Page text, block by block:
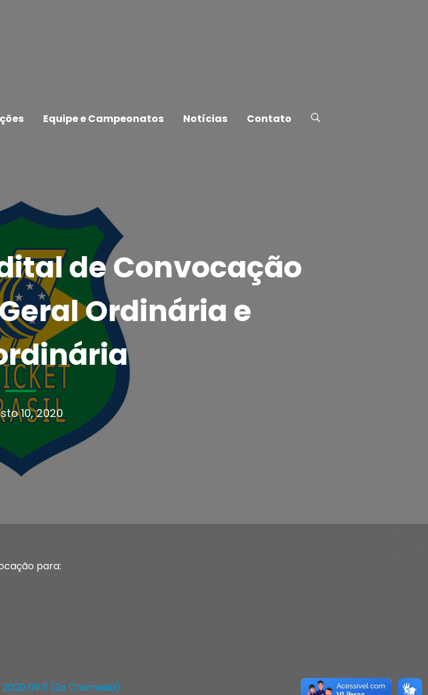
Equipe e Campeonatos Notícias Contato
de Convocação
Ordinária e
10, 2020
para:
09 11 (2a Chamada)